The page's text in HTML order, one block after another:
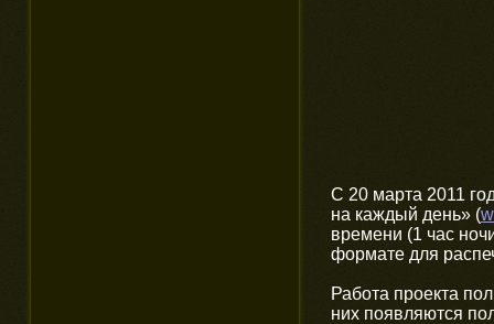
С 20 марта 2011
на каждый день» (
времени (1 час
формате для
Работа проекта
них появляются